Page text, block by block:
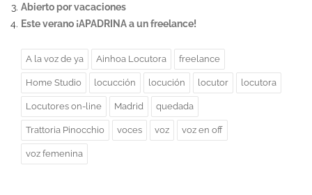
Abierto por vacaciones
Este verano ¡APADRINA a un freelance!
A la voz de ya Ainhoa Locutora freelance
Home Studio locucción locución locutor locutora
Locutores on-line Madrid quedada
Trattoria Pinocchio voces voz voz en off
voz femenina